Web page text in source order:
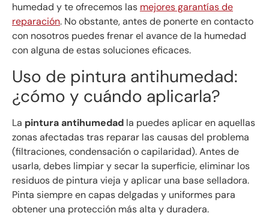
humedad y te ofrecemos las mejores garantías de
reparación. No obstante, antes de ponerte en contacto
con nosotros puedes frenar el avance de la humedad
con alguna de estas soluciones eficaces.
Uso de pintura antihumedad:
¿cómo y cuándo aplicarla?
La pintura antihumedad la puedes aplicar en aquellas
zonas afectadas tras reparar las causas del problema
(filtraciones, condensación o capilaridad). Antes de
usarla, debes limpiar y secar la superficie, eliminar los
residuos de pintura vieja y aplicar una base selladora.
Pinta siempre en capas delgadas y uniformes para
obtener una protección más alta y duradera.